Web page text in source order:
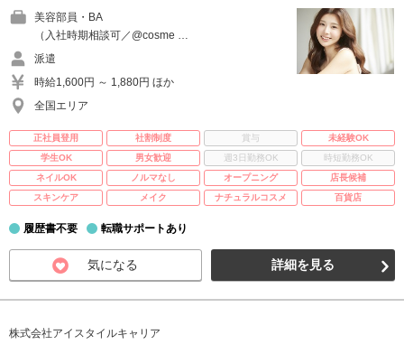
美容部員・BA
（入社時期相談可／@cosme …
派遣
時給1,600円 ～ 1,880円 ほか
全国エリア
正社員登用 社割制度 賞与
未経験OK
学生OK
男女歓迎 週3日勤務OK
時短勤務OK
ネイルOK
ノルマなし オープニング
店長候補
スキンケア
メイク ナチュラルコスメ 百貨店
履歴書不要 転職サポートあり
気になる 詳細を見る
株式会社アイスタイルキャリア